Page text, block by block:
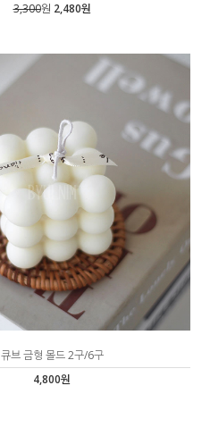
3,300원 2,480원
큐브 금형 몰드 2구/6구
4,800원